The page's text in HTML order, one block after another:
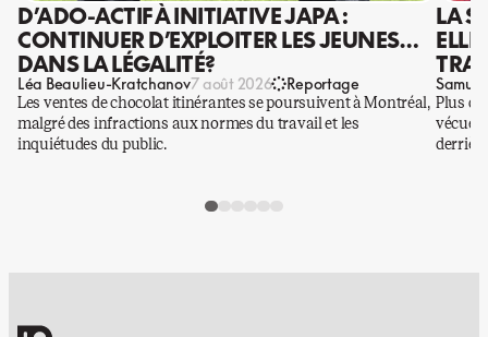
D’ADO-ACTIF À INITIATIVE JAPA :
CONTINUER D’EXPLOITER LES JEUNES…
DANS LA LÉGALITÉ?
Léa Beaulieu-Kratchanov7 août 2026 Reportage
Les ventes de chocolat itinérantes se poursuivent à Montréal,
malgré des infractions aux normes du travail et les
inquiétudes du public.
LA
Plus
vécues